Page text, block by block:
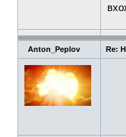
Anton_Peplov Re: